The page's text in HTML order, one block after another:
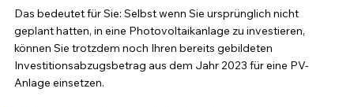
Das bedeutet für Sie: Selbst wenn Sie ursprünglich nicht
geplant hatten, in eine Photovoltaikanlage zu investieren,
können Sie trotzdem noch Ihren bereits gebildeten
Investitionsabzugsbetrag aus dem Jahr 2023 für eine PV-
Anlage einsetzen.